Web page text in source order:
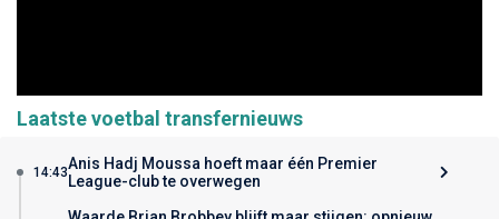
Laatste voetbal transfernieuws
14:43Anis Hadj Moussa hoeft maar één Premier
League-club te overwegen